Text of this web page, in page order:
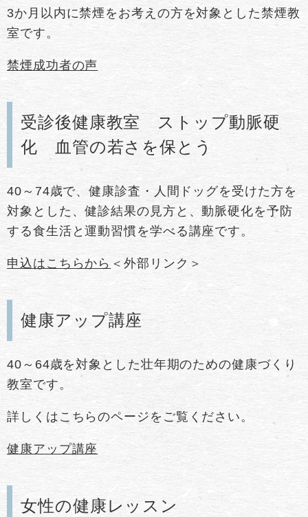
3か月以内に禁煙をお考えの方を対象とした禁煙教
室です。
禁煙成功者の声
受診後健康教室 ストップ動脈硬
化 血管の若さを保とう
40～74歳で、健康診査・人間ドッグを受けた方を
対象とした、健診結果の見方と、動脈硬化を予防
する食生活と運動習慣を学べる講座です。
申込はこちらから ＜外部リンク＞
健康アップ講座
40～64歳を対象とした壮年期のための健康づくり
教室です。
詳しくはこちらのページをご覧ください。
健康アップ講座
女性の健康レッスン